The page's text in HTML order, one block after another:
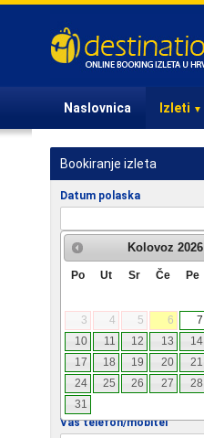
Naslovnica Izleti ▼
Bookiranje izleta
Datum polaska
Putnici
Odrasli
Bebe
Vaša e-mail adresa
Vaš telefon/mobitel
Kolovoz 2026
Po Ut Sr Če Pe
3
4 5 6 7
10
11 12 13 14
17
18 19 20 21
24
25 26 27 28
31